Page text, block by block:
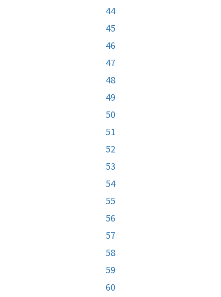
44
45
46
47
48
49
50
51
52
53
54
55
56
57
58
59
60